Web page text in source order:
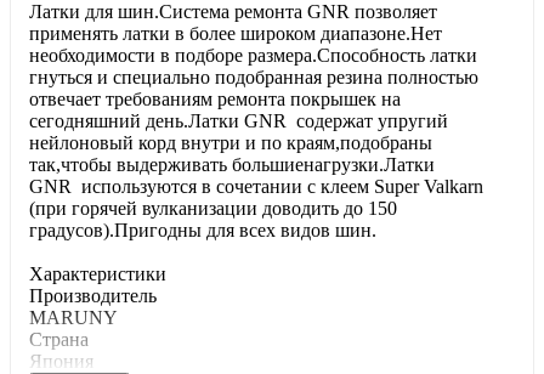
Латки для шин.Система ремонта GNR позволяет
применять латки в более широком диапазоне.Нет
необходимости в подборе размера.Способность латки
гнуться и специально подобранная резина полностью
отвечает требованиям ремонта покрышек на
сегодняшний день.Латки GNR содержат упругий
нейлоновый корд внутри и по краям,подобраны
так,чтобы выдерживать большиенагрузки.Латки
GNR используются в сочетании с клеем Super Valkarn
(при горячей вулканизации доводить до 150
градусов).Пригодны для всех видов шин.
Характеристики
Производитель
MARUNY
Страна
Япония